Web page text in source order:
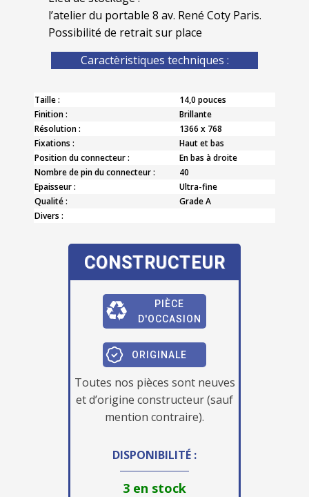
l’atelier du portable 8 av. René Coty Paris.
Possibilité de retrait sur place
Caractèristiques techniques :
Taille :
14,0 pouces
Finition :
Brillante
Résolution :
1366 x 768
Fixations :
Haut et bas
Position du connecteur :
En bas à droite
Nombre de pin du connecteur :
40
Epaisseur :
Ultra-fine
Qualité :
Grade A
Divers :
CONSTRUCTEUR
PIÈCE
D'OCCASION
ORIGINALE
Toutes nos pièces sont neuves
et d’origine constructeur (sauf
mention contraire).
DISPONIBILITÉ :
3 en stock